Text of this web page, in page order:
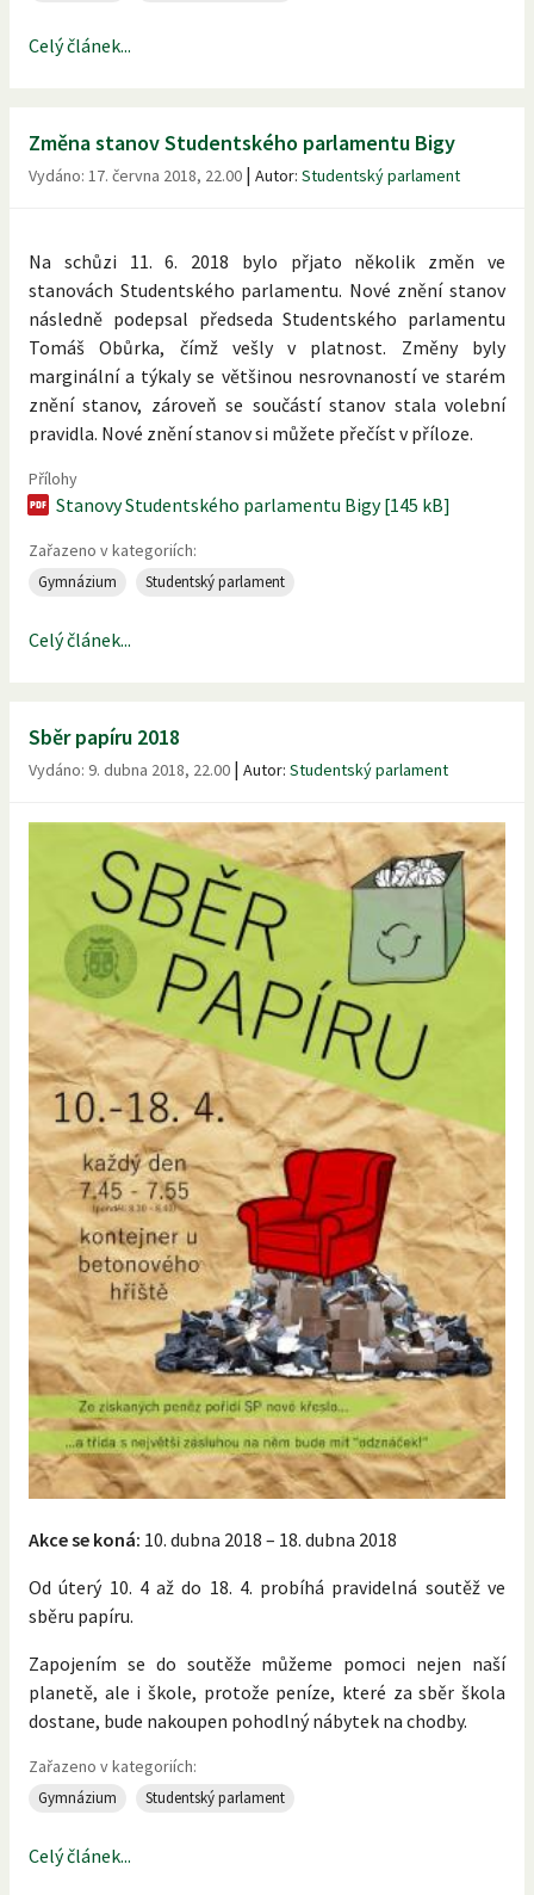
Celý článek...
Změna stanov Studentského parlamentu Bigy
Vydáno: 17. června 2018, 22.00 | Autor: Studentský parlament
Na schůzi 11. 6. 2018 bylo přjato několik změn ve
stanovách Studentského parlamentu. Nové znění stanov
následně podepsal předseda Studentského parlamentu
Tomáš Obůrka, čímž vešly v platnost. Změny byly
marginální a týkaly se většinou nesrovnaností ve starém
znění stanov, zároveň se součástí stanov stala volební
pravidla. Nové znění stanov si můžete přečíst v příloze.
Přílohy
Stanovy Studentského parlamentu Bigy [145 kB]
Zařazeno v kategoriích:
Gymnázium Studentský parlament
Celý článek...
Sběr papíru 2018
Vydáno: 9. dubna 2018, 22.00 | Autor: Studentský parlament
Akce se koná: 10. dubna 2018 – 18. dubna 2018
Od úterý 10. 4 až do 18. 4. probíhá pravidelná soutěž ve
sběru papíru.
Zapojením se do soutěže můžeme pomoci nejen naší
planetě, ale i škole, protože peníze, které za sběr škola
dostane, bude nakoupen pohodlný nábytek na chodby.
Zařazeno v kategoriích:
Gymnázium Studentský parlament
Celý článek...